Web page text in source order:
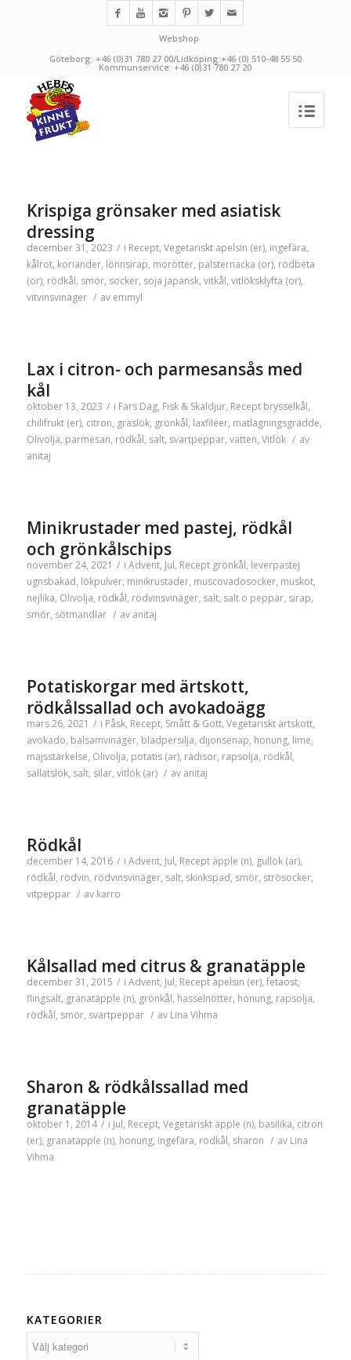
Webshop
Göteborg: +46 (0)31 780 27 00/Lidköping:+46 (0) 510-48 55 50
Kommunservice: +46 (0)31 780 27 20
Krispiga grönsaker med asiatisk
dressing
december 31, 2023 / i Recept, Vegetariskt apelsin (er), ingefära,
kålrot, koriander, lönnsirap, morötter, palsternacka (or), rödbeta
(or), rödkål, smör, socker, soja japansk, vitkål, vitlöksklyfta (or),
vitvinsvinäger / av emmyl
Lax i citron- och parmesansås med
kål
oktober 13, 2023 / i Fars Dag, Fisk & Skaldjur, Recept brysselkål,
chilifrukt (er), citron, gräslök, grönkål, laxfiléer, matlagningsgrädde,
Olivolja, parmesan, rödkål, salt, svartpeppar, vatten, Vitlök / av
anitaj
Minikrustader med pastej, rödkål
och grönkålschips
november 24, 2021 / i Advent, Jul, Recept grönkål, leverpastej
ugnsbakad, lökpulver, minikrustader, muscovadosocker, muskot,
nejlika, Olivolja, rödkål, rödvinsvinäger, salt, salt o peppar, sirap,
smör, sötmandlar / av anitaj
Potatiskorgar med ärtskott,
rödkålssallad och avokadoägg
mars 26, 2021 / i Påsk, Recept, Smått & Gott, Vegetariskt ärtskott,
avokado, balsamvinäger, bladpersilja, dijonsenap, honung, lime,
majsstärkelse, Olivolja, potatis (ar), rädisor, rapsolja, rödkål,
sallatslök, salt, silar, vitlök (ar) / av anitaj
Rödkål
december 14, 2016 / i Advent, Jul, Recept äpple (n), gullök (ar),
rödkål, rödvin, rödvinsvinäger, salt, skinkspad, smör, strösocker,
vitpeppar / av karro
Kålsallad med citrus & granatäpple
december 31, 2015 / i Advent, Jul, Recept apelsin (er), fetaost,
flingsalt, granatäpple (n), grönkål, hasselnötter, honung, rapsolja,
rödkål, smör, svartpeppar / av Lina Vihma
Sharon & rödkålssallad med
granatäpple
oktober 1, 2014 / i Jul, Recept, Vegetariskt äpple (n), basilika, citron
(er), granatäpple (n), honung, ingefära, rödkål, sharon / av Lina
Vihma
KATEGORIER